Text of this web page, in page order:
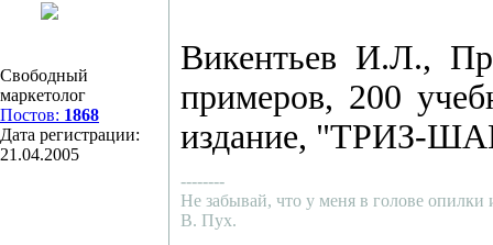
Свободный
маркетолог
Постов: 1868
Дата регистрации:
21.04.2005
Викентьев И.Л.,
примеров, 200
издание, "ТРИЗ-
--------
Не забывай, что у меня в голове
В. Пух.